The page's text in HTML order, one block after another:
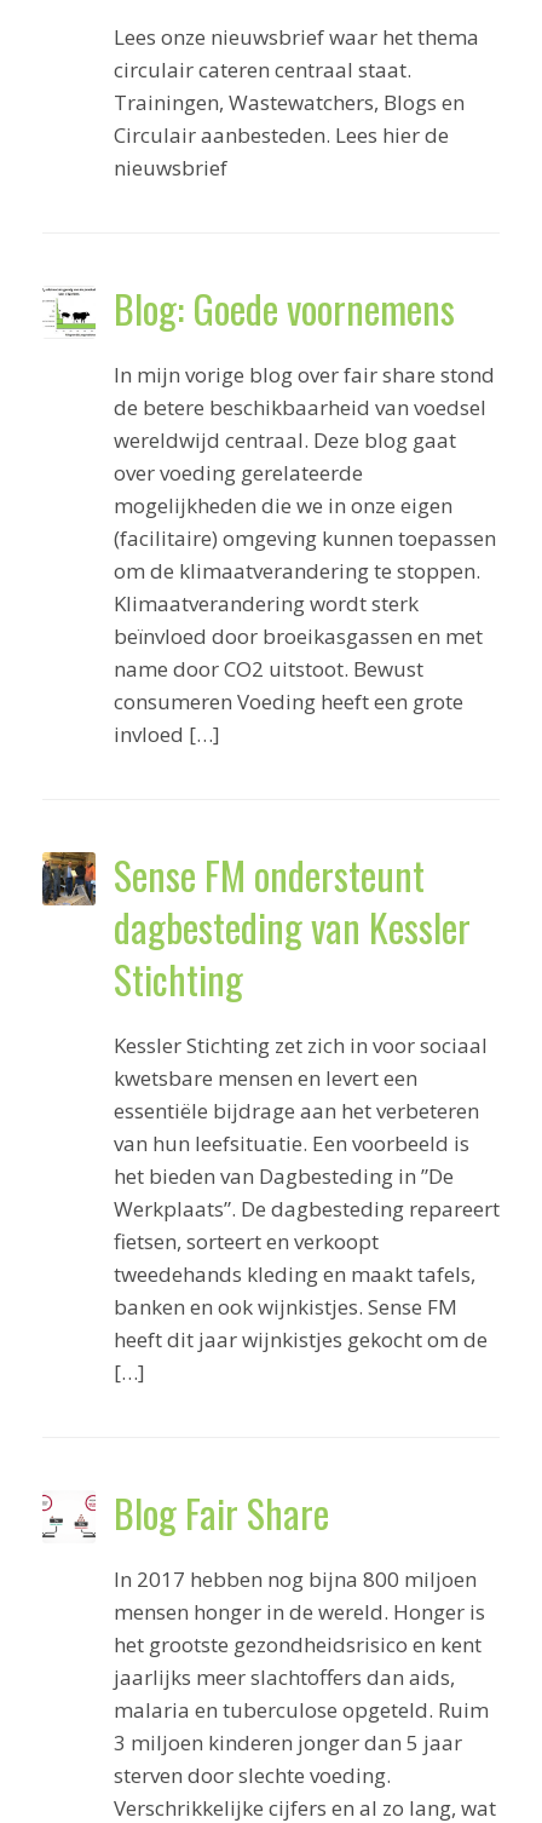
Lees onze nieuwsbrief waar het thema
circulair cateren centraal staat.
Trainingen, Wastewatchers, Blogs en
Circulair aanbesteden. Lees hier de
nieuwsbrief
Blog: Goede voornemens
In mijn vorige blog over fair share stond
de betere beschikbaarheid van voedsel
wereldwijd centraal. Deze blog gaat
over voeding gerelateerde
mogelijkheden die we in onze eigen
(facilitaire) omgeving kunnen toepassen
om de klimaatverandering te stoppen.
Klimaatverandering wordt sterk
beïnvloed door broeikasgassen en met
name door CO2 uitstoot. Bewust
consumeren Voeding heeft een grote
invloed […]
Sense FM ondersteunt
dagbesteding van Kessler
Stichting
Kessler Stichting zet zich in voor sociaal
kwetsbare mensen en levert een
essentiële bijdrage aan het verbeteren
van hun leefsituatie. Een voorbeeld is
het bieden van Dagbesteding in ”De
Werkplaats”. De dagbesteding repareert
fietsen, sorteert en verkoopt
tweedehands kleding en maakt tafels,
banken en ook wijnkistjes. Sense FM
heeft dit jaar wijnkistjes gekocht om de
[…]
Blog Fair Share
In 2017 hebben nog bijna 800 miljoen
mensen honger in de wereld. Honger is
het grootste gezondheidsrisico en kent
jaarlijks meer slachtoffers dan aids,
malaria en tuberculose opgeteld. Ruim
3 miljoen kinderen jonger dan 5 jaar
sterven door slechte voeding.
Verschrikkelijke cijfers en al zo lang, wat